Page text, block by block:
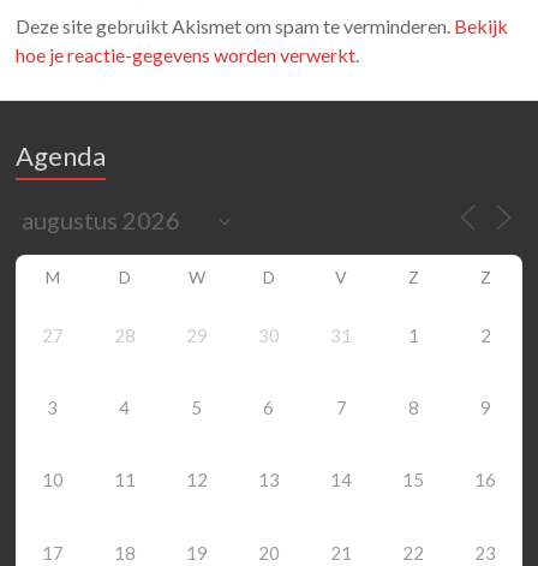
Deze site gebruikt Akismet om spam te verminderen. Bekijk
hoe je reactie-gegevens worden verwerkt.
Agenda
M D W D V Z Z
27 28 29 30 31 1 2
3 4 5 6 7 8 9
10 11 12 13 14 15 16
17 18 19 20 21 22 23